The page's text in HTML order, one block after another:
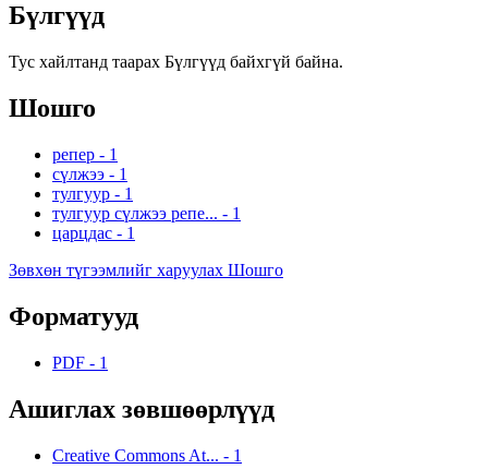
Бүлгүүд
Тус хайлтанд таарах Бүлгүүд байхгүй байна.
Шошго
репер - 1
сүлжээ - 1
тулгуур - 1
тулгуур сүлжээ репе... - 1
царцдас - 1
Зөвхөн түгээмлийг харуулах Шошго
Форматууд
PDF - 1
Ашиглах зөвшөөрлүүд
Creative Commons At... - 1